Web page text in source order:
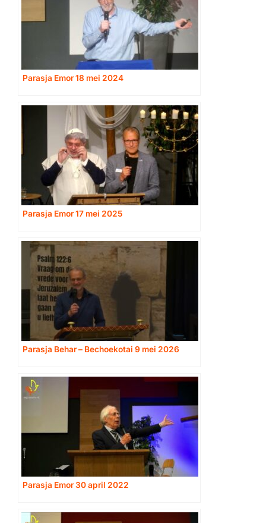
Parasja Emor 18 mei 2024
Parasja Emor 17 mei 2025
Parasja Behar – Bechoekotai 9 mei 2026
Parasja Emor 30 april 2022